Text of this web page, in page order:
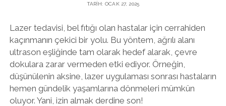
TARIH: OCAK 27, 2025
Lazer tedavisi, bel fıtığı olan hastalar için cerrahiden
kaçınmanın çekici bir yolu. Bu yöntem, ağrılı alanı
ultrason eşliğinde tam olarak hedef alarak, çevre
dokulara zarar vermeden etki ediyor. Örneğin,
düşünülenin aksine, lazer uygulaması sonrası hastaların
hemen gündelik yaşamlarına dönmeleri mümkün
oluyor. Yani, izin almak derdine son!